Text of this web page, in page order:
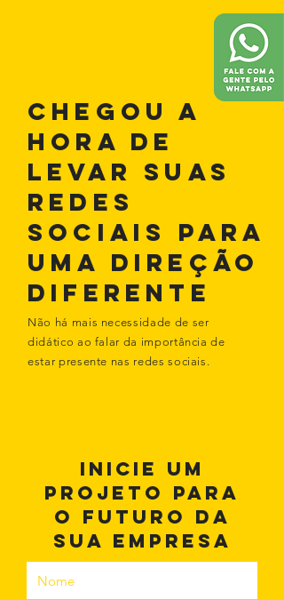
chegou a
hora de
Levar suas
redes
sociais para
uma direção
diferente
Não há mais necessidade de ser
didático ao falar da importância de
estar presente nas redes sociais.
inicie um
projeto para
o futuro da
sua empresa